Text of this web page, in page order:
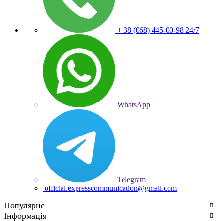
+ 38 (068) 445-00-98 24/7
WhatsApp
Telegram
official.expresscommunication@gmail.com
Популярне
Інформація